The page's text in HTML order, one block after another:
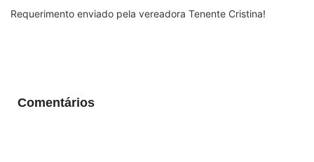
Requerimento enviado pela vereadora Tenente Cristina!
Comentários